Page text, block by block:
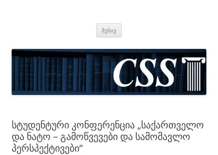
მენიუ
სტუდენტური კონფერენცია „საქართველო
და ნატო – გამოწვევები და სამომავლო
პერსპექტივები”